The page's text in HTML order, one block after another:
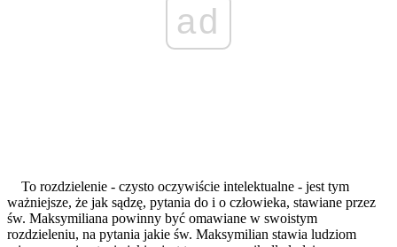
ad
To rozdzielenie - czysto oczywiście intelektualne - jest tym
ważniejsze, że jak sądzę, pytania do i o człowieka, stawiane przez
św. Maksymiliana powinny być omawiane w swoistym
rozdzieleniu, na pytania jakie św. Maksymilian stawia ludziom